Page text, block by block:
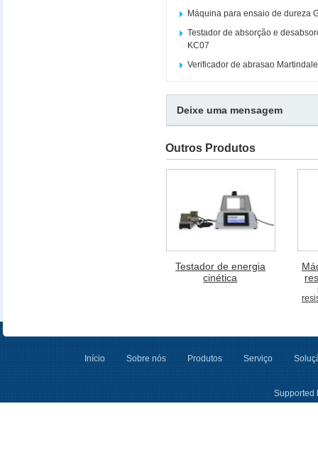
Máquina para ensaio de dureza
Testador de absorção e
KC07
Verificador de abrasao
Deixe uma mensagem
Outros Produtos
Testador de energia
cinética
Início Sobre nós Produtos Serviço
Supported